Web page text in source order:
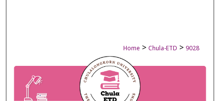
Home > Chula-ETD > 9028